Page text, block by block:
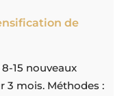
de
15 nouveaux
3 mois. Méthodes :